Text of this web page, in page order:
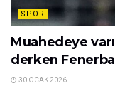
SPOR
Muahedeye
derken
30 OCAK 2026